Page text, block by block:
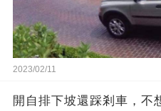
2023/02/11
開自排下坡還踩剎車，不